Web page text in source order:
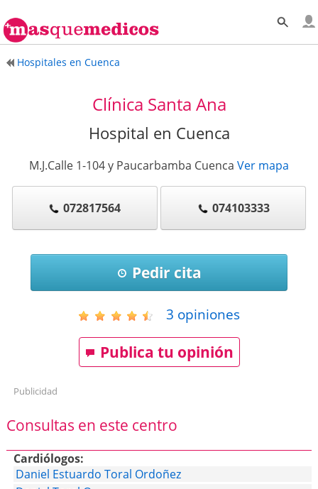
Hospitales en Cuenca
Clínica Santa Ana
Hospital en Cuenca
M.J.Calle 1-104 y Paucarbamba Cuenca Ver mapa
072817564 074103333
Pedir cita
3 opiniones
Publica tu opinión
Publicidad
Consultas en este centro
Cardiólogos:
Daniel Estuardo Toral Ordoñez